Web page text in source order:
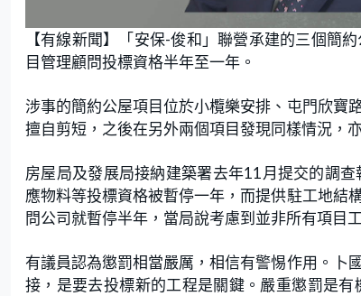
【有線新聞】「安保-俊和」聯營承建的三個簡
目管理顧問投標資格半年至一年。
涉事的簡約公屋項目位於小欖樂安排、屯門欣寶
擅自剪短，之後在另外兩個項目發現同樣情況，
房屋局及發展局接納建築署去年11月提交的調
應物料等投標資格被暫停一年，而提供駐工地結
問公司就暫停半年，當局說考慮到並非所有項目
有議員認為懲罰相當嚴厲，相信有警惕作用。卜
接，是要去投標新的工程是關鍵。嚴重懲罰是